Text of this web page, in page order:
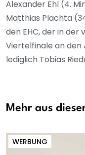
Alexander Ehl (4.
Matthias Plachta
den EHC, der in der
Viertelfinale an
lediglich Tobias
Mehr aus
WERBUNG